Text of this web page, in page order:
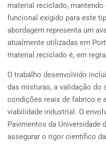
material reciclado,
funcional exigido para este
abordagem representa um
atualmente utilizadas em
material reciclado é, em
O trabalho desenvolvido
das misturas, a validação do
condições reais de fabrico e
viabilidade industrial. O
Pavimentos da Universidade
assegurar o rigor científico